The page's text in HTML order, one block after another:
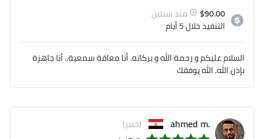
$90.00
منذ سنتين
التنفيذخلال 5 أيام
السلام عليكم و رحمة الله و بركاته. أنا معاقة سمعية.. أنا جاهزة
بإذن الله. الله يوفقك
.ahmed m (خبير)